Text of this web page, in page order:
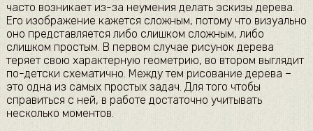
часто возникает из-за неумения делать эскизы дерева.
Его изображение кажется сложным, потому что визуально
оно представляется либо слишком сложным, либо
слишком простым. В первом случае рисунок дерева
теряет свою характерную геометрию, во втором выглядит
по-детски схематично. Между тем рисование дерева –
это одна из самых простых задач. Для того чтобы
справиться с ней, в работе достаточно учитывать
несколько моментов.